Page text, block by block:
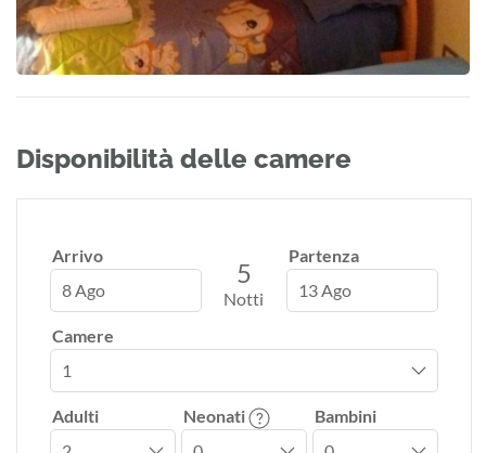
Disponibilità delle camere
Arrivo
8 Ago
5
Notti
Partenza
13 Ago
Camere
Adulti Neonati Bambini